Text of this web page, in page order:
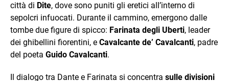
città di Dite, dove sono puniti gli eretici all’interno di
sepolcri infuocati. Durante il cammino, emergono dalle
tombe due figure di spicco: Farinata degli Uberti, leader
dei ghibellini fiorentini, e Cavalcante de’ Cavalcanti, padre
del poeta Guido Cavalcanti.​
Il dialogo tra Dante e Farinata si concentra sulle divisioni